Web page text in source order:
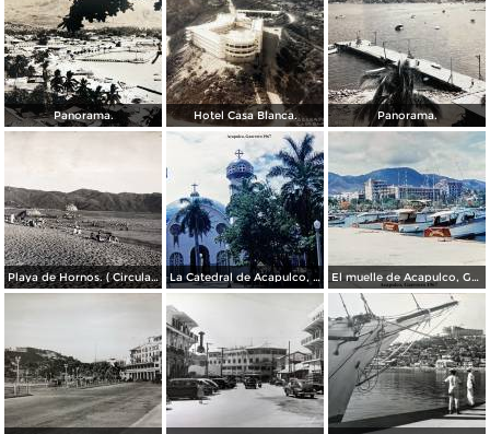
Panorama. Hotel Casa Blanca. Panorama.
Playa de Hornos. ( Circulada el 21 de Marzo de 1940 ). La Catedral de Acapulco, Guerrero 1967. El muelle de Acapulco, Guerrero 1967.